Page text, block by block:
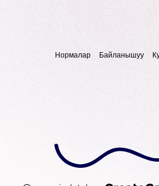
Нормалар Байланышуу